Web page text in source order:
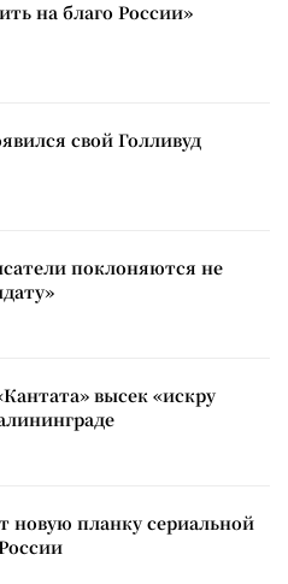
на благо России»
свой Голливуд
поклоняются не
высек «искру
новую планку сериальной